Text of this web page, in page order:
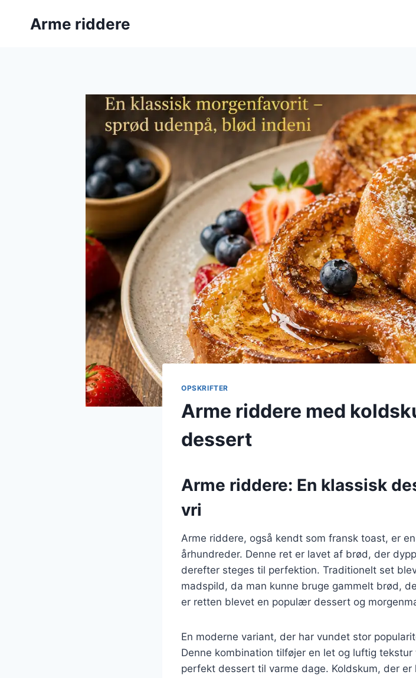
Arme riddere
OPSKRIFTER
Arme riddere med
dessert
Arme riddere: En klassisk
vri
Arme riddere, også kendt som fransk toast, er
århundreder. Denne ret er lavet af brød, der
derefter steges til perfektion. Traditionelt set
madspild, da man kunne bruge gammelt brød,
er retten blevet en populær dessert og
En moderne variant, der har vundet stor
Denne kombination tilføjer en let og luftig
perfekt dessert til varme dage. Koldskum, der